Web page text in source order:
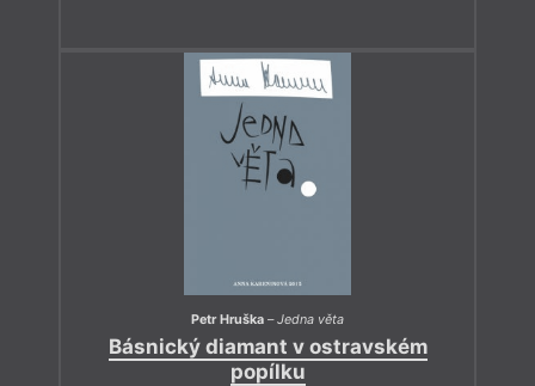
Petr Hruška –Jedna věta
Básnický diamant v ostravském
popílku